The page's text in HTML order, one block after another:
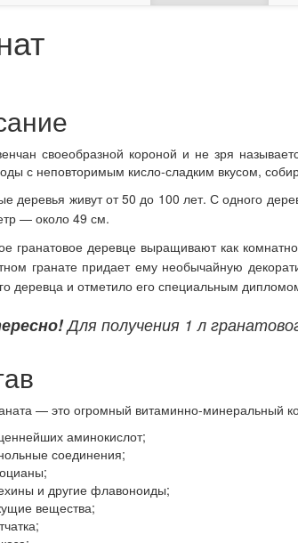
своеобразной короной и не зря
с неповторимым кисло-сладким вкусом,
деревья живут от 50 до 100 лет. С одного
— около 49 см.
гранатовое деревце выращивают как
гранате придает ему необычайную
деревца и отметило его специальным
Для получения 1 л
— это огромный витаминно-минеральный
аминокислот;
соединения;
и другие флавоноиды;
вещества;